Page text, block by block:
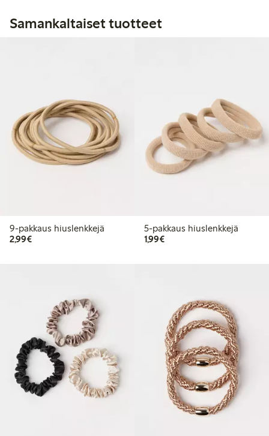
Samankaltaiset tuotteet
9-pakkaus hiuslenkkejä
2,99€2,99 €
5-pakkaus hiuslenkkejä
1,99€1,99 €